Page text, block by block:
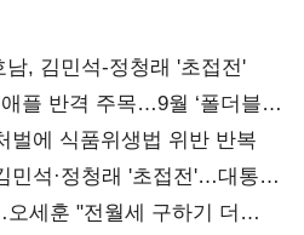
, 김민석-정청래 '초접전'
애플 반격 주목…9월 ‘폴더블
에 식품위생법 위반 반복
석·정청래 '초접전'…대통령
)
오세훈 "전월세 구하기 더